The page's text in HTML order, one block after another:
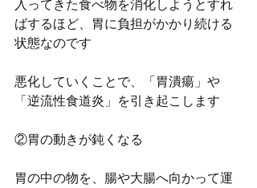
入ってきた食べ物を消化しようとすれ
ばするほど、胃に負担がかかり続ける
状態なのです
悪化していくことで、「胃潰瘍」や
「逆流性食道炎」を引き起こします
②胃の動きが鈍くなる
胃の中の物を、腸や大腸へ向かって運